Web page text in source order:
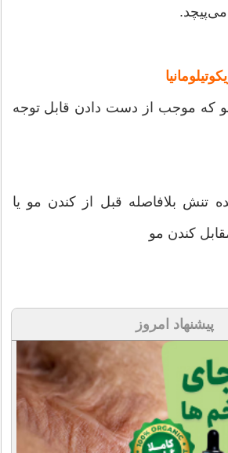
که موجب از دست دادن قابل توجه
تنش بلافاصله قبل از کندن مو یا
کندن مو
پیشنهاد امروز